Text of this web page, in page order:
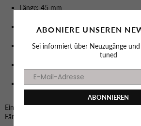
ABONIERE UNSEREN
Sei informiert über Neuzugänge
tuned
ABONNIEREN
Länge: 45 mm
Flexibles Material für natürliche
Realistische Nymphen-Form
Inhalt: 8 Stück pro Dose
Ein effektiver Köder für anspruchsvolle
Fängigkeit setzen.